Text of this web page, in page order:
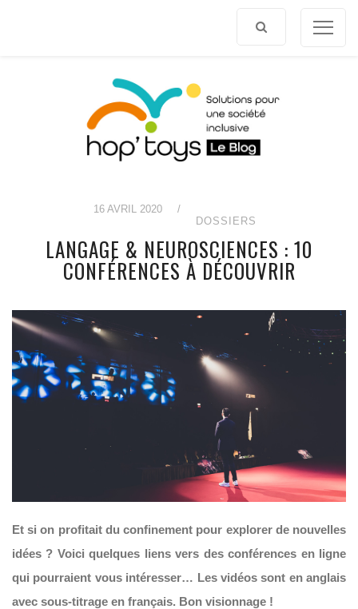
16 AVRIL 2020
/
DOSSIERS
LANGAGE & NEUROSCIENCES : 10
CONFÉRENCES À DÉCOUVRIR
Et si on profitait du confinement pour explorer de nouvelles
idées ? Voici quelques liens vers des conférences en ligne
qui pourraient vous intéresser… Les vidéos sont en anglais
avec sous-titrage en français. Bon visionnage !